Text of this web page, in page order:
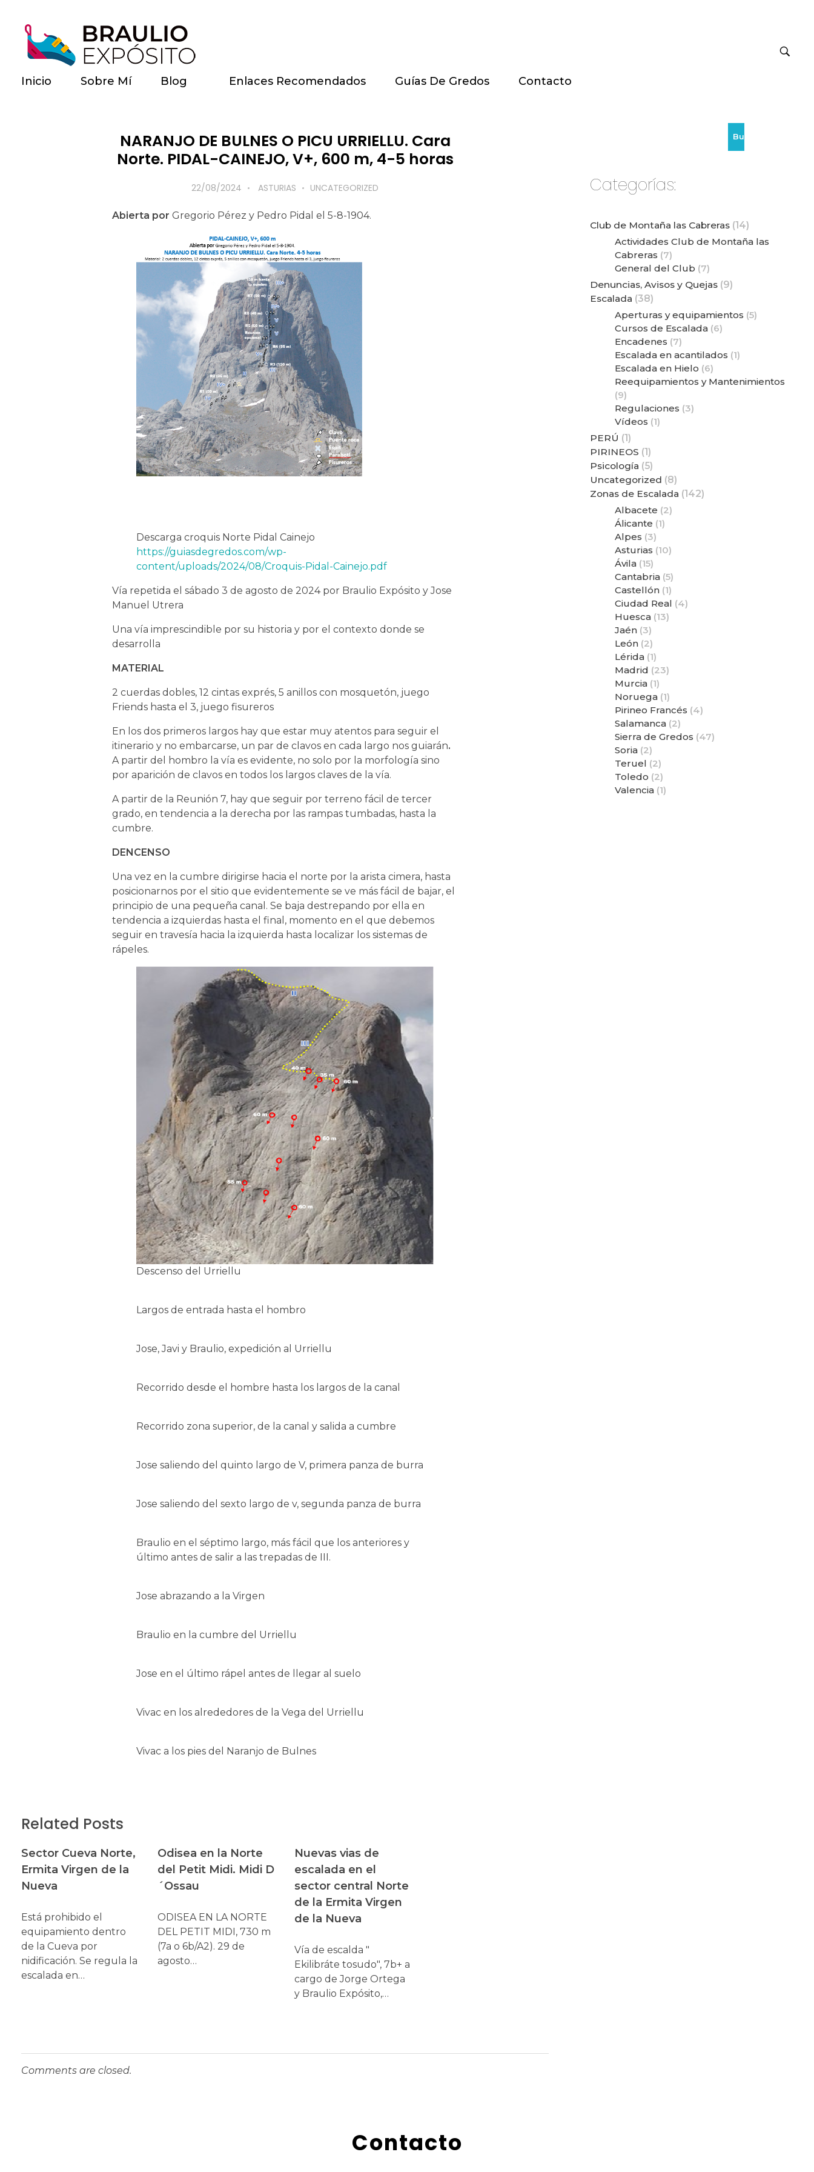
Inicio Sobre Mí Blog Enlaces Recomendados Guías De Gredos Contacto
NARANJO DE BULNES O PICU URRIELLU. Cara
Norte. PIDAL-CAINEJO, V+, 600 m, 4-5 horas
22/08/2024 ASTURIAS UNCATEGORIZED
Abierta por Gregorio Pérez y Pedro Pidal el 5-8-1904.
Descarga croquis Norte Pidal Cainejo
https://guiasdegredos.com/wp-
content/uploads/2024/08/Croquis-Pidal-Cainejo.pdf
Vía repetida el sábado 3 de agosto de 2024 por Braulio Expósito y Jose
Manuel Utrera
Una vía imprescindible por su historia y por el contexto donde se
desarrolla
MATERIAL
2 cuerdas dobles, 12 cintas exprés, 5 anillos con mosquetón, juego
Friends hasta el 3, juego fisureros
En los dos primeros largos hay que estar muy atentos para seguir el
itinerario y no embarcarse, un par de clavos en cada largo nos guiarán.
A partir del hombro la vía es evidente, no solo por la morfología sino
por aparición de clavos en todos los largos claves de la vía.
A partir de la Reunión 7, hay que seguir por terreno fácil de tercer
grado, en tendencia a la derecha por las rampas tumbadas, hasta la
cumbre.
DENCENSO
Una vez en la cumbre dirigirse hacia el norte por la arista cimera, hasta
posicionarnos por el sitio que evidentemente se ve más fácil de bajar, el
principio de una pequeña canal. Se baja destrepando por ella en
tendencia a izquierdas hasta el final, momento en el que debemos
seguir en travesía hacia la izquierda hasta localizar los sistemas de
rápeles.
Descenso del Urriellu
Largos de entrada hasta el hombro
Jose, Javi y Braulio, expedición al Urriellu
Recorrido desde el hombre hasta los largos de la canal
Recorrido zona superior, de la canal y salida a cumbre
Jose saliendo del quinto largo de V, primera panza de burra
Jose saliendo del sexto largo de v, segunda panza de burra
Braulio en el séptimo largo, más fácil que los anteriores y
último antes de salir a las trepadas de III.
Jose abrazando a la Virgen
Braulio en la cumbre del Urriellu
Jose en el último rápel antes de llegar al suelo
Vivac en los alrededores de la Vega del Urriellu
Vivac a los pies del Naranjo de Bulnes
Related Posts
Sector Cueva Norte,
Ermita Virgen de la
Nueva
Está prohibido el
equipamiento dentro
de la Cueva por
nidificación. Se regula la
escalada en…
Odisea en la Norte
del Petit Midi. Midi D
´Ossau
ODISEA EN LA NORTE
DEL PETIT MIDI, 730 m
(7a o 6b/A2). 29 de
agosto…
Nuevas vias de
escalada en el
sector central Norte
de la Ermita Virgen
de la Nueva
Vía de escalda "
Ekilibráte tosudo", 7b+ a
cargo de Jorge Ortega
y Braulio Expósito,…
Comments are closed.
Buscar
Categorías:
Club de Montaña las Cabreras (14)
Actividades Club de Montaña las
Cabreras (7)
General del Club (7)
Denuncias, Avisos y Quejas (9)
Escalada (38)
Aperturas y equipamientos (5)
Cursos de Escalada(6)
Encadenes (7)
Escalada en acantilados (1)
Escalada en Hielo (6)
Reequipamientos y Mantenimientos
(9)
Regulaciones (3)
Vídeos (1)
PERÚ (1)
PIRINEOS (1)
Psicología (5)
Uncategorized (8)
Zonas de Escalada (142)
Albacete (2)
Álicante (1)
Alpes (3)
Asturias (10)
Ávila(15)
Cantabria(5)
Castellón(1)
Ciudad Real (4)
Huesca(13)
Jaén(3)
León(2)
Lérida(1)
Madrid (23)
Murcia(1)
Noruega(1)
Pirineo Francés (4)
Salamanca(2)
Sierra de Gredos (47)
Soria(2)
Teruel (2)
Toledo (2)
Valencia(1)
Contacto